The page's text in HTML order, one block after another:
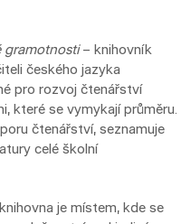
gramotnosti– knihovník
českého jazyka
pro rozvoj čtenářství
které se vymykají průměru.
čtenářství, seznamuje
celé školní
je místem, kde se